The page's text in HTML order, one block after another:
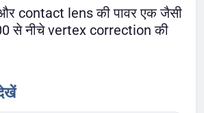
contact lens की पावर एक जैसी
से नीचे vertex correction की